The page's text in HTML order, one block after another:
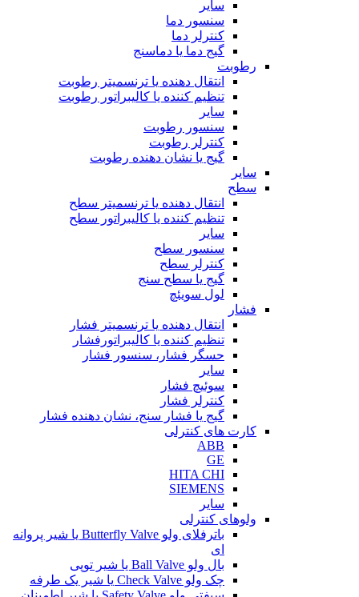
سایر
سنسور دما
کنترلر دما
گیج دما یا دماسنج
رطوبت
انتقال دهنده یا ترنسمیتر رطوبت
تنظیم کننده یا کالیبراتور رطوبت
سایر
سنسور رطوبت
کنترلر رطوبت
گیج یا نشان دهنده رطوبت
سایر
سطح
انتقال دهنده یا ترنسمیتر سطح
تنظیم کننده یا کالیبراتور سطح
سایر
سنسور سطح
کنترلر سطح
گیج یا سطح سنج
لول سویئچ
فشار
انتقال دهنده یا ترنسمیتر فشار
تنظیم کننده یا کالیبراتورفشار
حسگر فشار، سنسور فشار
سایر
سوئیچ فشار
کنترلر فشار
گیج یا فشار سنج، نشان دهنده فشار
کارت های کنترلی
ABB
GE
HITA CHI
SIEMENS
سایر
ولوهای کنترلی
باترفلای ولو Butterfly Valve یا شیر پروانه
ای
بال ولو Ball Valve یا شیر توپی
چک ولو Check Valve یا شیر یک طرفه